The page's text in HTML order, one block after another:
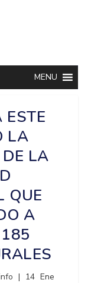
MENU
ESTE
LA
LA
QUE
A
| 14 Ene